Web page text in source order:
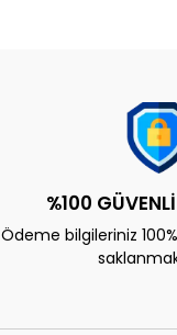
%100
Ödeme bilgileriniz